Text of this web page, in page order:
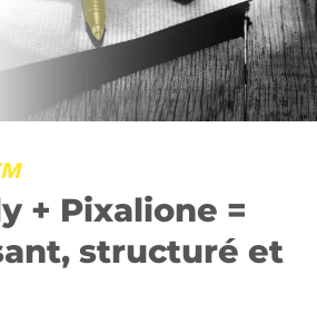
+ Pixalione =
structuré et